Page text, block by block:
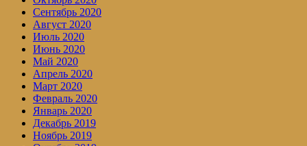
Сентябрь 2020
Август 2020
Июль 2020
Июнь 2020
Май 2020
Апрель 2020
Март 2020
Февраль 2020
Январь 2020
Декабрь 2019
Ноябрь 2019